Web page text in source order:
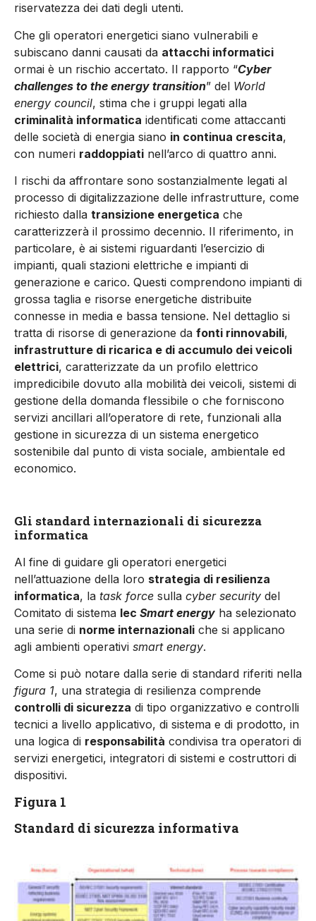
riservatezza dei dati degli utenti.
Che gli operatori energetici siano vulnerabili e
subiscano danni causati da attacchi informatici
ormai è un rischio accertato. Il rapporto “Cyber
challenges to the energy transition” del World
energy council, stima che i gruppi legati alla
criminalità informatica identificati come attaccanti
delle società di energia siano in continua crescita,
con numeri raddoppiati nell’arco di quattro anni.
I rischi da affrontare sono sostanzialmente legati al
processo di digitalizzazione delle infrastrutture, come
richiesto dalla transizione energetica che
caratterizzerà il prossimo decennio. Il riferimento, in
particolare, è ai sistemi riguardanti l’esercizio di
impianti, quali stazioni elettriche e impianti di
generazione e carico. Questi comprendono impianti di
grossa taglia e risorse energetiche distribuite
connesse in media e bassa tensione. Nel dettaglio si
tratta di risorse di generazione da fonti rinnovabili,
infrastrutture di ricarica e di accumulo dei veicoli
elettrici, caratterizzate da un profilo elettrico
impredicibile dovuto alla mobilità dei veicoli, sistemi di
gestione della domanda flessibile o che forniscono
servizi ancillari all’operatore di rete, funzionali alla
gestione in sicurezza di un sistema energetico
sostenibile dal punto di vista sociale, ambientale ed
economico.
Gli standard internazionali di sicurezza
informatica
Al fine di guidare gli operatori energetici
nell’attuazione della loro strategia di resilienza
informatica, la task force sulla cyber security del
Comitato di sistema Iec Smart energy ha selezionato
una serie di norme internazionali che si applicano
agli ambienti operativi smart energy.
Come si può notare dalla serie di standard riferiti nella
figura 1, una strategia di resilienza comprende
controlli di sicurezza di tipo organizzativo e controlli
tecnici a livello applicativo, di sistema e di prodotto, in
una logica di responsabilità condivisa tra operatori di
servizi energetici, integratori di sistemi e costruttori di
dispositivi.
Figura 1
Standard di sicurezza informativa